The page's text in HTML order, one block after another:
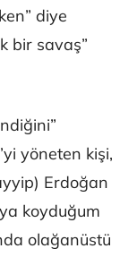
diye
bir savaş”
yöneten kişi,
Erdoğan
koyduğum
olağanüstü